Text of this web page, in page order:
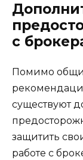
с
Помимо
существуют
защитить
работе с